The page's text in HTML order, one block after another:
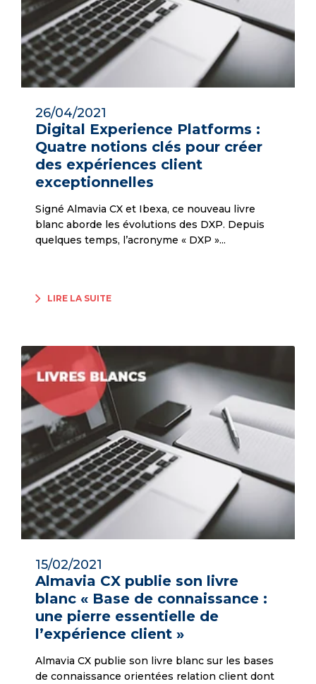
26/04/2021
Digital Experience Platforms :
Quatre notions clés pour créer
des expériences client
exceptionnelles
Signé Almavia CX et Ibexa, ce nouveau livre
blanc aborde les évolutions des DXP. Depuis
quelques temps, l’acronyme « DXP »...
LIRE LA SUITE
15/02/2021
Almavia CX publie son livre
blanc « Base de connaissance :
une pierre essentielle de
l’expérience client »
Almavia CX publie son livre blanc sur les bases
de connaissance orientées relation client dont